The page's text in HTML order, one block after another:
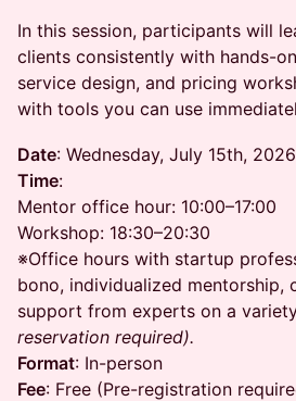
In this session, participants will
clients consistently with hands-
service design, and pricing
with tools you can use
Date: Wednesday, July 15th, 2026
Time:
Mentor office hour: 10:00–17:00
Workshop: 18:30–20:30
※Office hours with startup
bono, individualized mentorship,
support from experts on a
reservation required).
Format: In-person
Fee: Free (Pre-registration